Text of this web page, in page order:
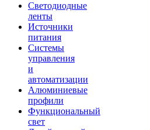
Светодиодные
ленты
Источники
питания
Системы
управления
и
автоматизации
Алюминиевые
профили
Функциональный
свет